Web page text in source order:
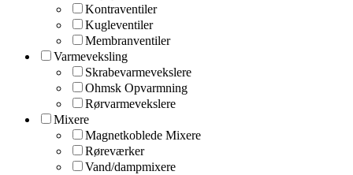
Kontraventiler
Kugleventiler
Membranventiler
Varmeveksling
Skrabevarmevekslere
Ohmsk Opvarmning
Rørvarmevekslere
Mixere
Magnetkoblede Mixere
Røreværker
Vand/dampmixere